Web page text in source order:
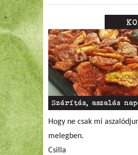
Szárítás, aszalás
Hogy ne csak mi
melegben.
Csilla